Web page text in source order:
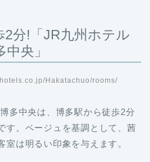
2分!「JR九州ホテル
央」
Hakatachuo/rooms/
多中央は、博多駅から徒歩2分
す。ベージュを基調として、茜
室は明るい印象を与えます。